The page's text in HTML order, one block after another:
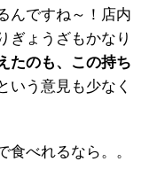
んですね～！店内
ぎょうざもかなり
たのも、この持ち
いう意見も少なく
べれるなら。。